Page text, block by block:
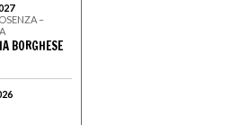
–
BORGHESE